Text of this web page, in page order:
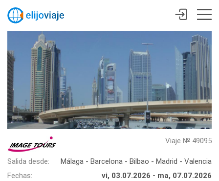
Viaje № 49095
Salida desde:
Málaga - Barcelona - Bilbao - Madrid - Valencia
Fechas:
vi, 03.07.2026 - ma, 07.07.2026